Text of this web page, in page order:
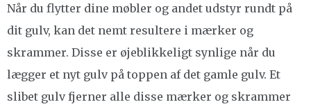
Når du flytter dine møbler og andet udstyr rundt på
dit gulv, kan det nemt resultere i mærker og
skrammer. Disse er øjeblikkeligt synlige når du
lægger et nyt gulv på toppen af det gamle gulv. Et
slibet gulv fjerner alle disse mærker og skrammer